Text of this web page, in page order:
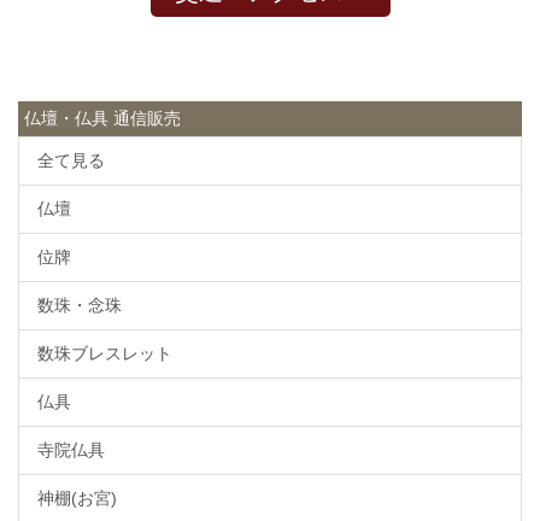
仏壇・仏具 通信販売
全て見る
仏壇
位牌
数珠・念珠
数珠ブレスレット
仏具
寺院仏具
神棚(お宮)